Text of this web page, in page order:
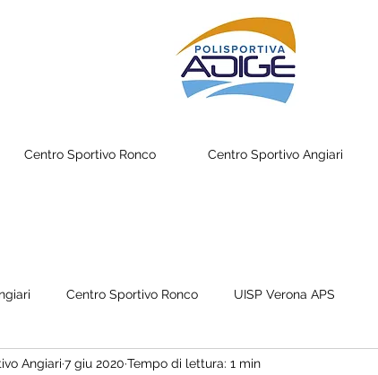
Centro Sportivo Ronco Centro Sportivo Angiari
Centro Sportivo Ronco UISP Verona APS
Angiari 7 giu 2020 Tempo di lettura: 1 min